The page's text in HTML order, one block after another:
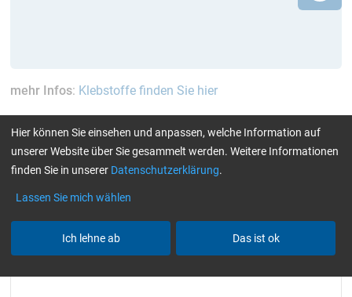
mehr Infos: Klebstoffe finden Sie hier
aktuelle Filter: bis 60 Min bis 120 °C
TÜV
(Kfz)
nur Harze
gelblich-transparent
Alle Filter zurücksetzen
Hier können Sie einsehen und anpassen, welche Information auf
unserer Website über Sie gesammelt werden. Weitere Informationen
finden Sie in unserer Datenschutzerklärung.
Lassen Sie mich wählen
Ich lehne ab Das ist ok